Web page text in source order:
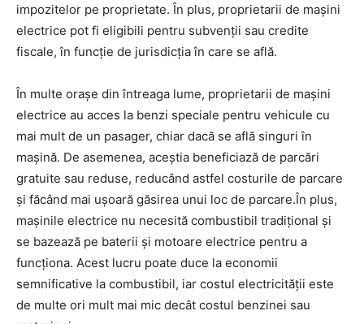
impozitelor pe proprietate. În plus, proprietarii de mașini
electrice pot fi eligibili pentru subvenții sau credite
fiscale, în funcție de jurisdicția în care se află.
În multe orașe din întreaga lume, proprietarii de mașini
electrice au acces la benzi speciale pentru vehicule cu
mai mult de un pasager, chiar dacă se află singuri în
mașină. De asemenea, aceștia beneficiază de parcări
gratuite sau reduse, reducând astfel costurile de parcare
și făcând mai ușoară găsirea unui loc de parcare.În plus,
mașinile electrice nu necesită combustibil tradițional și
se bazează pe baterii și motoare electrice pentru a
funcționa. Acest lucru poate duce la economii
semnificative la combustibil, iar costul electricității este
de multe ori mult mai mic decât costul benzinei sau